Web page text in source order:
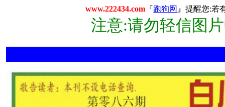
www.222434.com 『跑狗网 』提醒您:若
注意:请勿轻信图